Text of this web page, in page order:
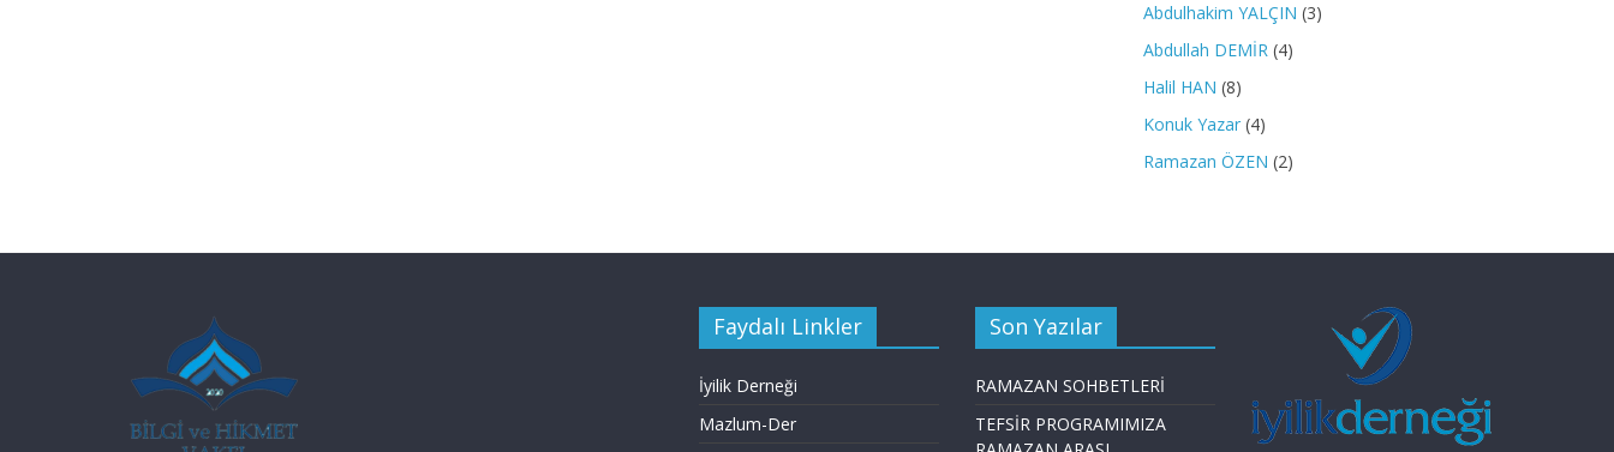
Abdulhakim YALÇIN (3)
Abdullah DEMİR (4)
Halil HAN (8)
Konuk Yazar (4)
Ramazan ÖZEN (2)
Faydalı Linkler
İyilik Derneği
Mazlum-Der
Son Yazılar
RAMAZAN SOHBETLERİ
TEFSİR PROGRAMIMIZA